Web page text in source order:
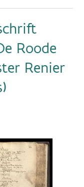
Roode
Renier